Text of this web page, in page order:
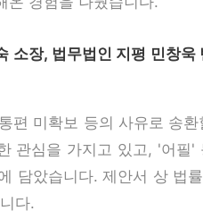
장, 법무법인 지평 민창
미확보 등의 사유로 송
관심을 가지고 있고, '어필
담았습니다. 제안서 상 법
다.